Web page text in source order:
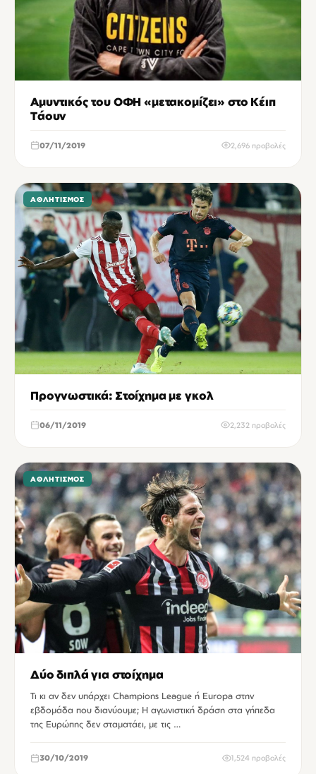
Αμυντικός του ΟΦΗ «μετακομίζει» στο Κέιπ
Τάουν
07/11/2019 2,696 προβολές
ΑΘΛΗΤΙΣΜΌΣ
Προγνωστικά: Στοίχημα με γκολ
06/11/2019 2,232 προβολές
ΑΘΛΗΤΙΣΜΌΣ
Δύο διπλά για στοίχημα
Τι κι αν δεν υπάρχει Champions League ή Europa στην
εβδομάδα που διανύουμε; Η αγωνιστική δράση στα γήπεδα
της Ευρώπης δεν σταματάει, με τις …
30/10/2019 1,524 προβολές